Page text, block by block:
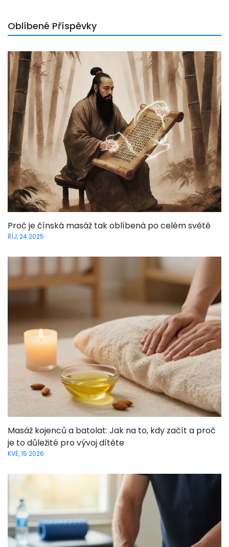
Oblíbené Příspěvky
Proč je čínská masáž tak oblíbená po celém světě
ŘÍJ, 24 2025
Masáž kojenců a batolat: Jak na to, kdy začít a proč
je to důležité pro vývoj dítěte
KVĚ, 15 2026